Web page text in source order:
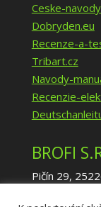
Ceske-
Dobryden.eu
Recenze-a-
Tribart.cz
Navody-
Recenzie-
BROFI
Pičín 29,